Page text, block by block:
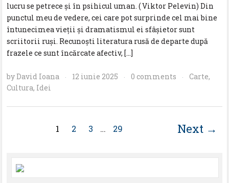
lucru se petrece și în psihicul uman. ( Viktor Pelevin) Din
punctul meu de vedere, cei care pot surprinde cel mai bine
întunecimea vieții și dramatismul ei sfâșietor sunt
scriitorii ruși. Recunoști literatura rusă de departe după
frazele ce sunt încărcate afectiv, […]
byDavid Ioana · 12 iunie 2025 · 0 comments · Carte,
Cultura, Idei
1 2 3 … 29 Next →